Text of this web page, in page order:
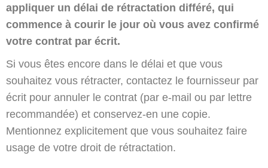
appliquer un délai de rétractation différé, qui
commence à courir le jour où vous avez confirmé
votre contrat par écrit.
Si vous êtes encore dans le délai et que vous
souhaitez vous rétracter, contactez le fournisseur par
écrit pour annuler le contrat (par e-mail ou par lettre
recommandée) et conservez-en une copie.
Mentionnez explicitement que vous souhaitez faire
usage de votre droit de rétractation.